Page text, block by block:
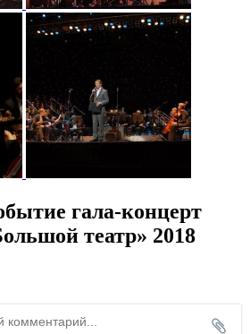
гала-концерт
театр» 2018